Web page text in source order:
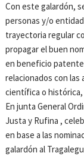
Con este galardón,
personas y/o
trayectoria regular
propagar el buen
en beneficio
relacionados con
científica o
En junta General
Justa y Rufina ,
en base a las
galardón al